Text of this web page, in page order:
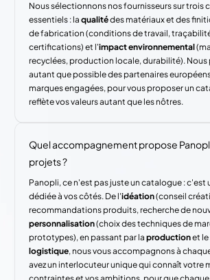
Nous sélectionnons nos fournisseurs sur trois
essentiels : laqualitédes matériaux et des
de fabrication (conditions de travail,
certifications) et l'impact environnemental
recyclées, production locale, durabilité). Nous
autant que possible des partenaires
marques engagées, pour vous proposer un
reflète vos valeurs autant que les nôtres.
Quel accompagnement propose
projets ?
Panopli, ce n'est pas juste un catalogue : c'est
dédiée à vos côtés. De l'idéation(conseil
recommandations produits, recherche de
personnalisation(choix des techniques de
prototypes), en passant par laproductionet le
logistique, nous vous accompagnons à
avez un interlocuteur unique qui connaît votre